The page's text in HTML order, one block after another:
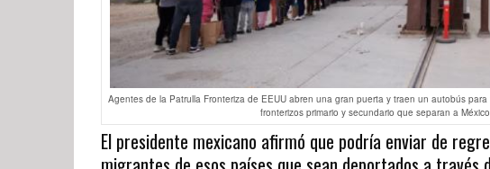
Agentes de la Patrulla Fronteriza de EEUU abren una gran puerta y traen un autobús
fronterizos primario y secundario que separan a
El presidente mexicano afirmó que podría enviar de